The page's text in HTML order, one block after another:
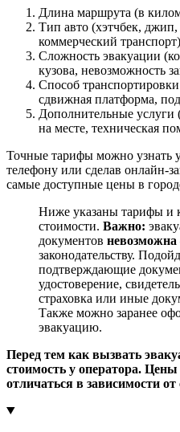
Длина маршрута (в
Тип авто (хэтчбек,
коммерческий
Сложность эвакуации
кузова, невозможность
Способ
сдвижная платформа,
Дополнительные услуги
на месте, техническая
Точные тарифы можно узнать
телефону или сделав онлайн-
самые доступные цены в
Ниже указаны тарифы и
стоимости. Важно:
документов невозможна
законодательству.
подтверждающие
удостоверение,
страховка или иные
Также можно заранее
эвакуацию.
Перед тем как вызвать
стоимость у оператора.
отличаться в зависимости